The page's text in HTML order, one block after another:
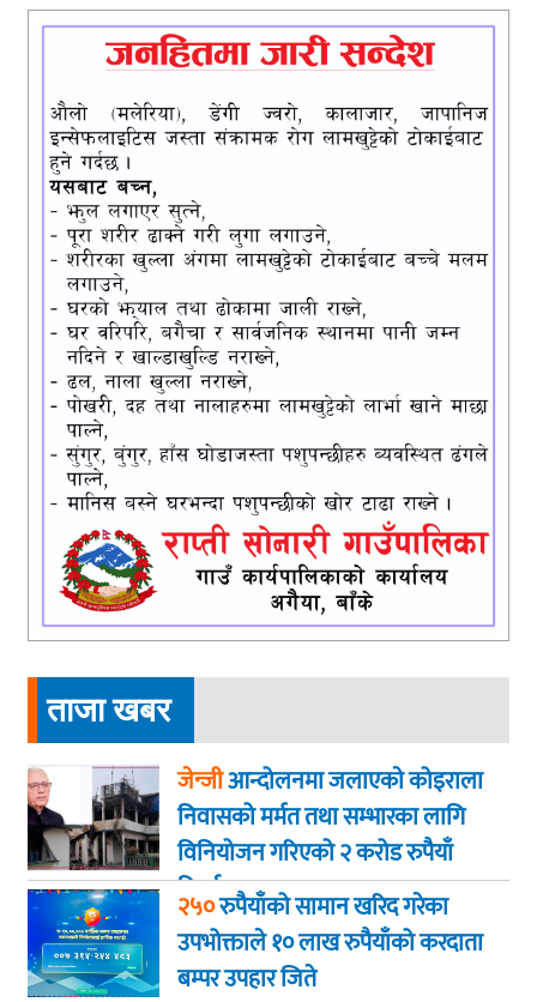
ताजा खबर
जेन्जीआन्दोलनमा जलाएकाे कोइराला
निवासको मर्मत तथा सम्भारका लागि
विनियोजन गरिएको २ करोड रुपैयाँ
फिर्ता
२५०रुपैयाँको सामान खरिद गरेका
उपभोक्ताले १० लाख रुपैयाँको करदाता
बम्पर उपहार जिते